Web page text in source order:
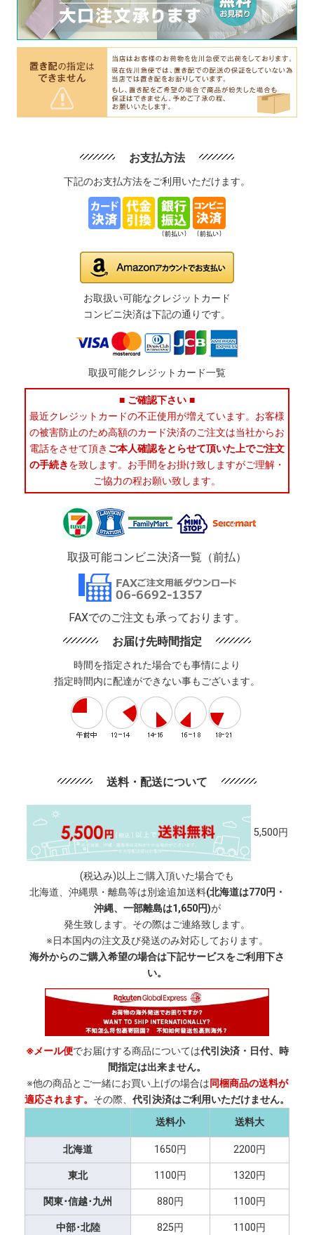
お支払方法
下記のお支払方法をご利用いただけます。
お取扱い可能なクレジットカード
コンビニ決済は下記の通りです。
取扱可能クレジットカード一覧
■ ご確認下さい ■
最近クレジットカードの不正使用が増えています。お客様
の被害防止のため高額のカード決済のご注文は当社からお
電話をさせて頂き ご本人確認をとらせて頂いた上でご注文
の手続きを致します。お手間をお掛け致しますがご理解・
ご協力の程お願い致します。
取扱可能コンビニ決済一覧（前払）
FAXでのご注文も承っております。
お届け先時間指定
時間を指定された場合でも事情により
指定時間内に配達ができない事もございます。
送料・配送について
5,500円
(税込み)以上ご購入頂いた場合でも
北海道、沖縄県・離島等は別途追加送料(北海道は770円・
沖縄、一部離島は1,650円)が
発生致します。その際はご連絡致します。
※日本国内の注文及び発送のみ対応しております。
海外からのご購入希望の場合は下記サービスをご利用下さ
い。
※メール便でお届けする商品については代引決済・日付、時
間指定は出来ません。
※他の商品とご一緒にお買い上げの場合は同梱商品の送料が
適応されます。 その際、 代引決済はご利用いただけません。
送料小
送料大
北海道 1650円 2200円
東北 1100円 1320円
関東･信越･九州 880円 1100円
中部･北陸 825円 1100円